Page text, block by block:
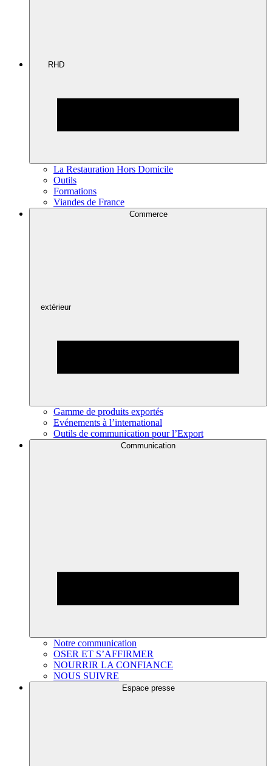
RHD
La Restauration Hors Domicile
Outils
Formations
Viandes de France
Commerce
extérieur
Gamme de produits exportés
Evénements à l’international
Outils de communication pour l’Export
Communication
Notre communication
OSER ET S’AFFIRMER
NOURRIR LA CONFIANCE
NOUS SUIVRE
Espace presse